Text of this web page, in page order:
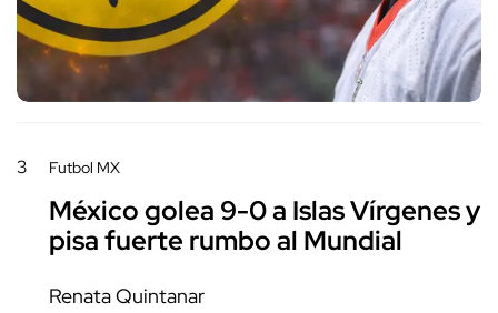
3 Futbol MX
México golea 9-0 a Islas Vírgenes y
pisa fuerte rumbo al Mundial
Renata Quintanar